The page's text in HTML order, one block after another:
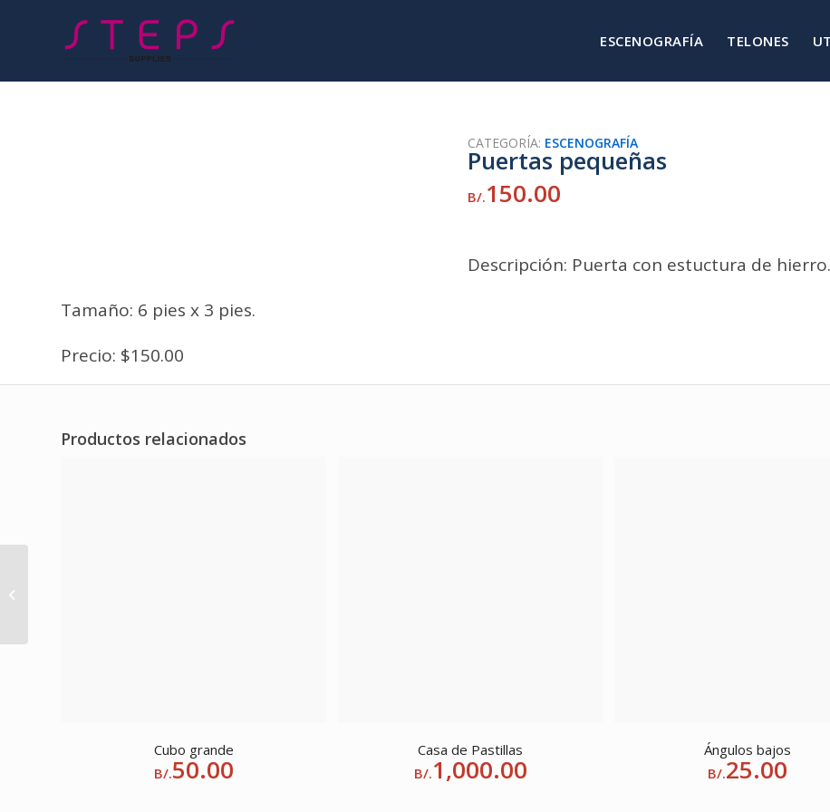
ESCENOGRAFÍA TELONES
CATEGORÍA: ESCENOGRAFÍA
Puertas pequeñas
B/.150.00
Descripción: Puerta con estuctura de hierro.
Tamaño: 6 pies x 3 pies.
Precio: $150.00
Productos relacionados
Cubo grande
B/.50.00
Casa de Pastillas
B/.1,000.00
Ángulos bajos
B/.25.00